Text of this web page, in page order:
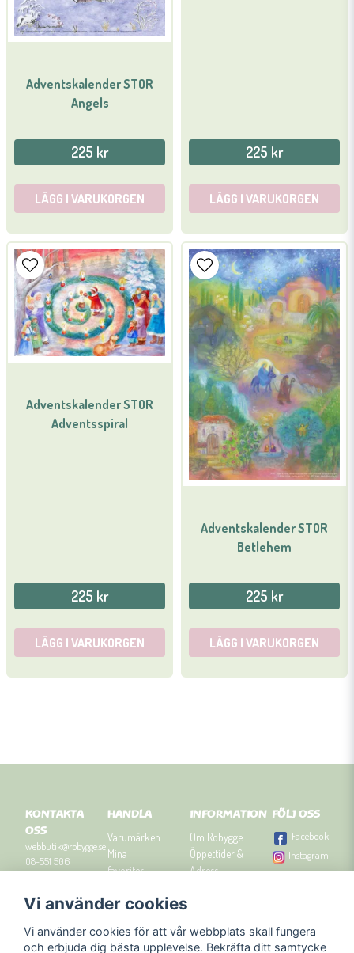
Adventskalender STOR
Angels
225 kr
LÄGG I VARUKORGEN
225 kr
LÄGG I VARUKORGEN
Adventskalender STOR
Adventsspiral
225 kr
LÄGG I VARUKORGEN
Adventskalender STOR
Betlehem
225 kr
LÄGG I VARUKORGEN
KONTAKTA
OSS
webbutik@robygge.se
08-551 506
Orgnummer: 556463-
HANDLA
Varumärken
Mina
favoriter
Om cookies
Presenttips
INFORMATION
Om Robygge
Öppettider &
Adress
Kontakta oss
FÖLJ OSS
Facebook
Instagram
Vi använder cookies
Vi använder cookies för att vår webbplats skall fungera
och erbjuda dig bästa upplevelse. Bekräfta ditt samtycke